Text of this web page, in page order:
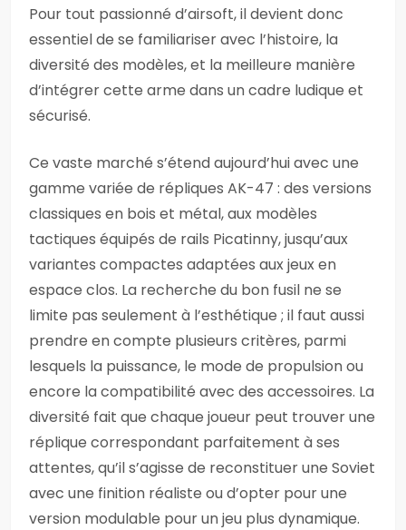
Pour tout passionné d’airsoft, il devient donc
essentiel de se familiariser avec l’histoire, la
diversité des modèles, et la meilleure manière
d’intégrer cette arme dans un cadre ludique et
sécurisé.
Ce vaste marché s’étend aujourd’hui avec une
gamme variée de répliques AK-47 : des versions
classiques en bois et métal, aux modèles
tactiques équipés de rails Picatinny, jusqu’aux
variantes compactes adaptées aux jeux en
espace clos. La recherche du bon fusil ne se
limite pas seulement à l’esthétique ; il faut aussi
prendre en compte plusieurs critères, parmi
lesquels la puissance, le mode de propulsion ou
encore la compatibilité avec des accessoires. La
diversité fait que chaque joueur peut trouver une
réplique correspondant parfaitement à ses
attentes, qu’il s’agisse de reconstituer une Soviet
avec une finition réaliste ou d’opter pour une
version modulable pour un jeu plus dynamique.